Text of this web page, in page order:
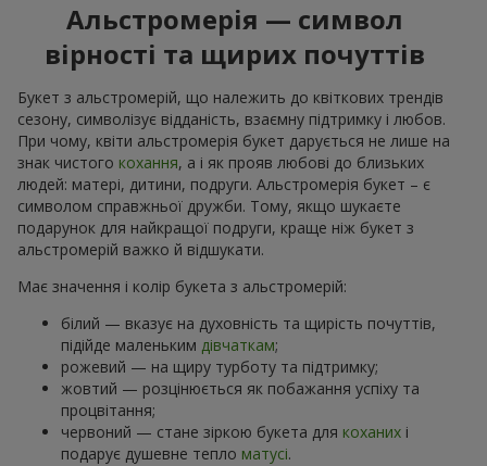
Альстромерія — символ
вірності та щирих почуттів
Букет з альстромерій, що належить до квіткових трендів
сезону, символізує відданість, взаємну підтримку і любов.
При чому, квіти альстромерія букет дарується не лише на
знак чистого кохання, а і як прояв любові до близьких
людей: матері, дитини, подруги. Альстромерія букет – є
символом справжньої дружби. Тому, якщо шукаєте
подарунок для найкращої подруги, краще ніж букет з
альстромерій важко й відшукати.
Має значення і колір букета з альстромерій:
білий — вказує на духовність та щирість почуттів,
підійде маленьким дівчаткам;
рожевий — на щиру турботу та підтримку;
жовтий — розцінюється як побажання успіху та
процвітання;
червоний — стане зіркою букета для коханих і
подарує душевне тепло матусі.